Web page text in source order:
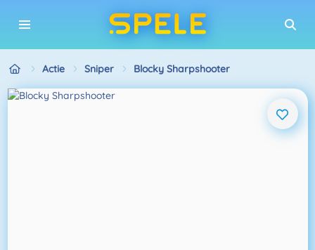
Actie Sniper Blocky Sharpshooter